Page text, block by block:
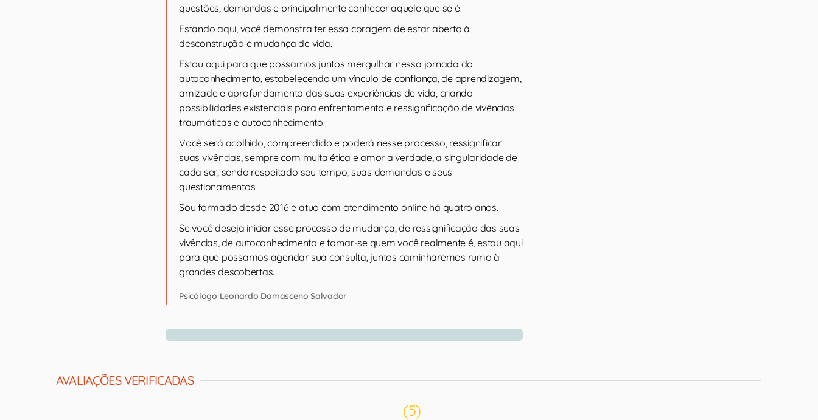
questões, demandas e principalmente conhecer aquele que se é.
Estando aqui, você demonstra ter essa coragem de estar aberto à
desconstrução e mudança de vida.
Estou aqui para que possamos juntos mergulhar nessa jornada do
autoconhecimento, estabelecendo um vínculo de confiança, de aprendizagem,
amizade e aprofundamento das suas experiências de vida, criando
possibilidades existenciais para enfrentamento e ressignificação de vivências
traumáticas e autoconhecimento.
Você será acolhido, compreendido e poderá nesse processo, ressignificar
suas vivências, sempre com muita ética e amor a verdade, a singularidade de
cada ser, sendo respeitado seu tempo, suas demandas e seus
questionamentos.
Sou formado desde 2016 e atuo com atendimento online há quatro anos.
Se você deseja iniciar esse processo de mudança, de ressignificação das suas
vivências, de autoconhecimento e tornar-se quem você realmente é, estou aqui
para que possamos agendar sua consulta, juntos caminharemos rumo à
grandes descobertas.
Psicólogo Leonardo Damasceno Salvador
AVALIAÇÕES VERIFICADAS
(5)